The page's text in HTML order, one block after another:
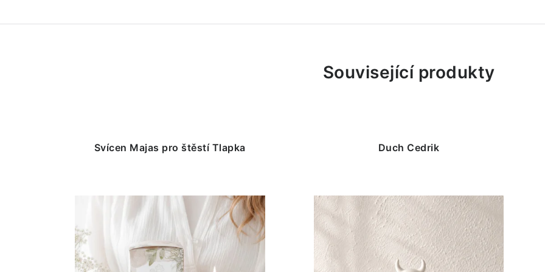
Související produkty
Svícen Majas pro štěstí Tlapka Duch Cedrik